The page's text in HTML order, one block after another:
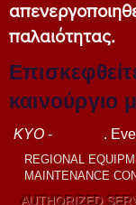
AUTHORIZED
KYO - .
REGIONAL
MAINTENANCE
παλαιότητας.
καινούργιο